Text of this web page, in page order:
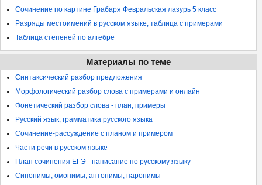
Сочинение по картине Грабаря Февральская лазурь 5 класс
Разряды местоимений в русском языке, таблица с примерами
Таблица степеней по алгебре
Материалы по теме
Синтаксический разбор предложения
Морфологический разбор слова с примерами и онлайн
Фонетический разбор слова - план, примеры
Русский язык, грамматика русского языка
Сочинение-рассуждение с планом и примером
Части речи в русском языке
План сочинения ЕГЭ - написание по русскому языку
Синонимы, омонимы, антонимы, паронимы